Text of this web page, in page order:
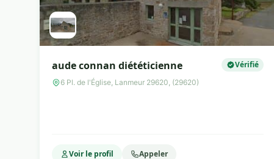
aude connan diététicienne Vérifié
6 Pl. de l'Église, Lanmeur 29620, (29620)
Voir le profil Appeler